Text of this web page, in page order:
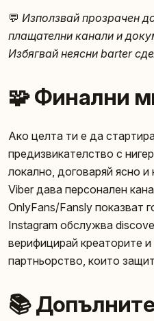
💬 Използвай прозрачен
плащателни канали и
Избягвай неясни barter
🧩 Финални
Ако целта ти е да
предизвикателство с
локално, договаряй ясно
Viber дава персонален
OnlyFans/Fansly показват
Instagram обслужва
верифицирай креаторите
партньорство, които
📚